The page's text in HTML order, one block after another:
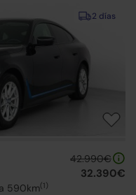
2 días
590km(1)
42.990€
32.390€